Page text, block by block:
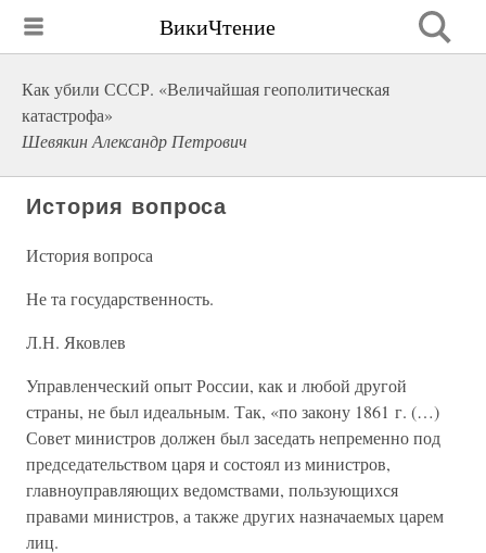
ВикиЧтение
Как убили СССР. «Величайшая геополитическая
катастрофа»
Шевякин Александр Петрович
История вопроса
История вопроса
Не та государственность.
Л.Н. Яковлев
Управленческий опыт России, как и любой другой
страны, не был идеальным. Так, «по закону 1861 г. (…)
Совет министров должен был заседать непременно под
председательством царя и состоял из министров,
главноуправляющих ведомствами, пользующихся
правами министров, а также других назначаемых царем
лиц.